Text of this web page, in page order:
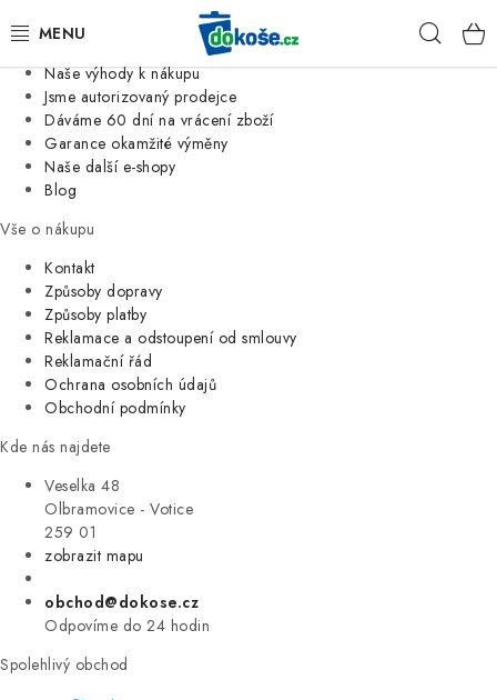
Jsme tradiční česká firma
Naše výhody k nákupu
Jsme autorizovaný prodejce
Dáváme 60 dní na vrácení zboží
Garance okamžité výměny
Naše další e-shopy
Blog
Vše o nákupu
Kontakt
Způsoby dopravy
Způsoby platby
Reklamace a odstoupení od smlouvy
Reklamační řád
Ochrana osobních údajů
Obchodní podmínky
Kde nás najdete
Veselka 48
Olbramovice - Votice
259 01
zobrazit mapu
obchod@dokose.cz
Odpovíme do 24 hodin
Spolehlivý obchod
KOŠE
SÁČKY
KUCHYNĚ
ORGANIZACE
DOMÁCNOST
ÚKLID
VÝPRODEJ
ZNAČKY
Úvod Kontakt Blog
Moje objednávka